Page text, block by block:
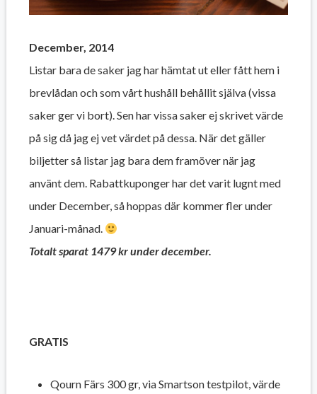
December, 2014
Listar bara de saker jag har hämtat ut eller fått hem i
brevlådan och som vårt hushåll behållit själva (vissa
saker ger vi bort). Sen har vissa saker ej skrivet värde
på sig då jag ej vet värdet på dessa. När det gäller
biljetter så listar jag bara dem framöver när jag
använt dem. Rabattkuponger har det varit lugnt med
under December, så hoppas där kommer fler under
Januari-månad.
Totalt sparat 1479 kr under december.
GRATIS
Qourn Färs 300 gr, via Smartson testpilot, värde